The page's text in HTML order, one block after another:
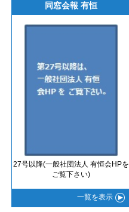
同窓会報 有恒
27号以降(一般社団法人 有恒会HPを
ご覧下さい)
一覧を表示